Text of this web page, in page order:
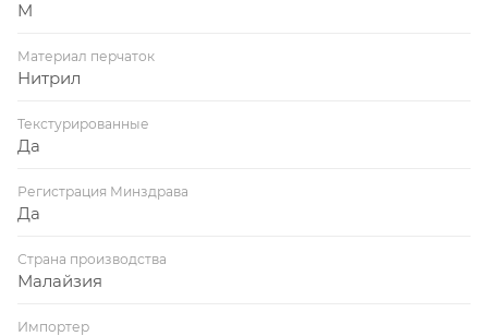
M
Материал перчаток
Нитрил
Текстурированные
Да
Регистрация Минздрава
Да
Страна производства
Малайзия
Импортер